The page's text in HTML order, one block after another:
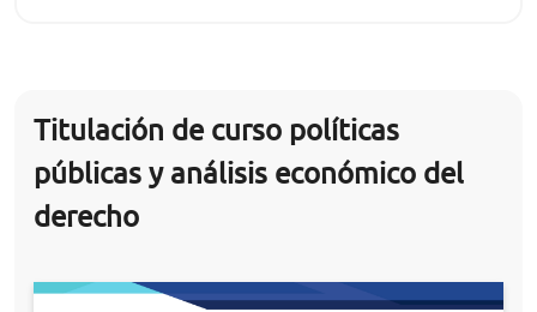
Titulación de curso políticas
públicas y análisis económico del
derecho